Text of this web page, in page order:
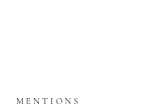
MENTIONS